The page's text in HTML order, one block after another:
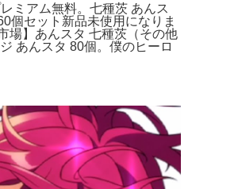
ミアム無料。七種茨 あんス
セット新品未使用になりま
場】あんスタ 七種茨（その他
あんスタ 80個。僕のヒーロ